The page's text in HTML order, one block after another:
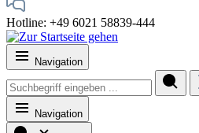
Hotline: +49 6021 58839-444
Navigation
Navigation